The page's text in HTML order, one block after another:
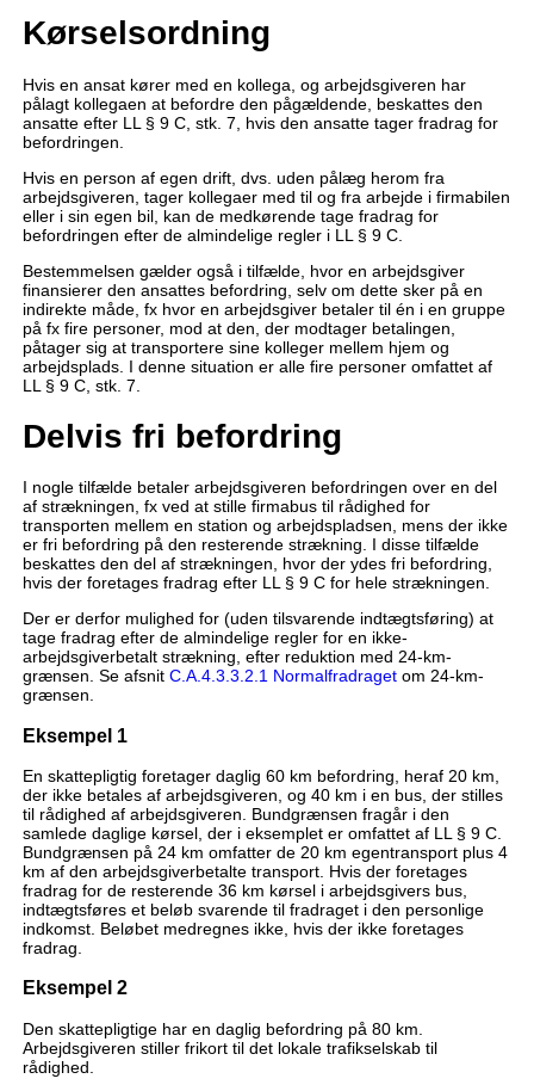
Kørselsordning
Hvis en ansat kører med en kollega, og arbejdsgiveren har
pålagt kollegaen at befordre den pågældende, beskattes den
ansatte efter LL § 9 C, stk. 7, hvis den ansatte tager fradrag for
befordringen.
Hvis en person af egen drift, dvs. uden pålæg herom fra
arbejdsgiveren, tager kollegaer med til og fra arbejde i firmabilen
eller i sin egen bil, kan de medkørende tage fradrag for
befordringen efter de almindelige regler i LL § 9 C.
Bestemmelsen gælder også i tilfælde, hvor en arbejdsgiver
finansierer den ansattes befordring, selv om dette sker på en
indirekte måde, fx hvor en arbejdsgiver betaler til én i en gruppe
på fx fire personer, mod at den, der modtager betalingen,
påtager sig at transportere sine kolleger mellem hjem og
arbejdsplads. I denne situation er alle fire personer omfattet af
LL § 9 C, stk. 7.
Delvis fri befordring
I nogle tilfælde betaler arbejdsgiveren befordringen over en del
af strækningen, fx ved at stille firmabus til rådighed for
transporten mellem en station og arbejdspladsen, mens der ikke
er fri befordring på den resterende strækning. I disse tilfælde
beskattes den del af strækningen, hvor der ydes fri befordring,
hvis der foretages fradrag efter LL § 9 C for hele strækningen.
Der er derfor mulighed for (uden tilsvarende indtægtsføring) at
tage fradrag efter de almindelige regler for en ikke-
arbejdsgiverbetalt strækning, efter reduktion med 24-km-
grænsen. Se afsnit C.A.4.3.3.2.1 Normalfradragetom 24-km-
grænsen.
Eksempel 1
En skattepligtig foretager daglig 60 km befordring, heraf 20 km,
der ikke betales af arbejdsgiveren, og 40 km i en bus, der stilles
til rådighed af arbejdsgiveren. Bundgrænsen fragår i den
samlede daglige kørsel, der i eksemplet er omfattet af LL § 9 C.
Bundgrænsen på 24 km omfatter de 20 km egentransport plus 4
km af den arbejdsgiverbetalte transport. Hvis der foretages
fradrag for de resterende 36 km kørsel i arbejdsgivers bus,
indtægtsføres et beløb svarende til fradraget i den personlige
indkomst. Beløbet medregnes ikke, hvis der ikke foretages
fradrag.
Eksempel 2
Den skattepligtige har en daglig befordring på 80 km.
Arbejdsgiveren stiller frikort til det lokale trafikselskab til
rådighed.